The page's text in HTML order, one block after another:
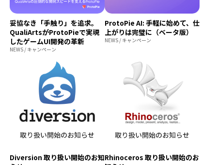
妥協なき「手触り」を追求。
QualiArtsがProtoPieで実現
したゲームUI開発の革新
NEWS / キャンペーン
ProtoPie AI: 手軽に始めて、仕
上がりは完璧に（ベータ版）
NEWS / キャンペーン
Diversion 取り扱い開始のお知Rhinoceros 取り扱い開始のお